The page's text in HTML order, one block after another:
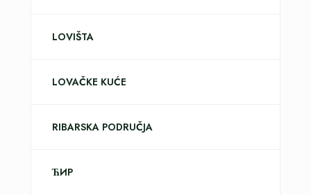
LOVIŠTA
LOVAČKE KUĆE
RIBARSKA PODRUČJA
ЋИР